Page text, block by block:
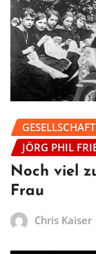
GESELLSCHAFT
JÖRG PHIL
Noch viel
Frau
Chris Kaiser